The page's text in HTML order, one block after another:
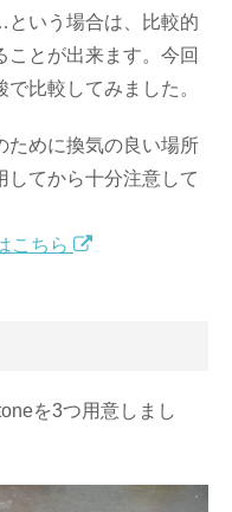
いう場合は、比較的
とが出来ます。今回
比較してみました。
ために換気の良い場所
してから十分注意して
こちら
を3つ用意しまし